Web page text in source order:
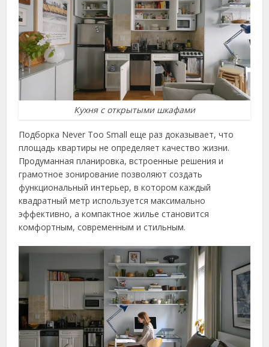
Кухня с открытыми шкафами
Подборка Never Too Small еще раз доказывает, что
площадь квартиры не определяет качество жизни.
Продуманная планировка, встроенные решения и
грамотное зонирование позволяют создать
функциональный интерьер, в котором каждый
квадратный метр используется максимально
эффективно, а компактное жилье становится
комфортным, современным и стильным.